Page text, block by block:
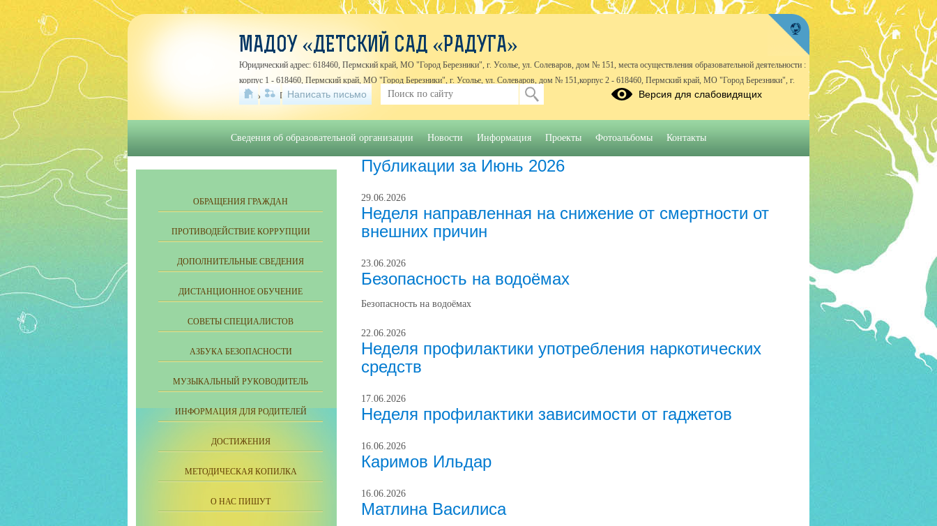
Публикации за Июнь 2026
29.06.2026
Неделя направленная на снижение от смертности от
внешних причин
23.06.2026
Безопасность на водоёмах
Безопасность на водоёмах
22.06.2026
Неделя профилактики употребления наркотических
средств
17.06.2026
Неделя профилактики зависимости от гаджетов
16.06.2026
Каримов Ильдар
16.06.2026
Матлина Василиса
ОБРАЩЕНИЯ ГРАЖДАН
ПРОТИВОДЕЙСТВИЕ КОРРУПЦИИ
ДОПОЛНИТЕЛЬНЫЕ СВЕДЕНИЯ
ДИСТАНЦИОННОЕ ОБУЧЕНИЕ
СОВЕТЫ СПЕЦИАЛИСТОВ
АЗБУКА БЕЗОПАСНОСТИ
МУЗЫКАЛЬНЫЙ РУКОВОДИТЕЛЬ
ИНФОРМАЦИЯ ДЛЯ РОДИТЕЛЕЙ
ДОСТИЖЕНИЯ
МЕТОДИЧЕСКАЯ КОПИЛКА
О НАС ПИШУТ
МАДОУ «ДЕТСКИЙ САД «РАДУГА»
Юридический адрес: 618460, Пермский край, МО "Город Березники", г. Усолье, ул. Солеваров, дом № 151, места осуществления образовательной деятельности :
корпус 1 - 618460, Пермский край, МО "Город Березники", г. Усолье, ул. Солеваров, дом № 151,корпус 2 - 618460, Пермский край, МО "Город Березники", г.
Усолье, ул. Первомайская, дом № 1 Б
8 (3424) 422448, 8 (3424) 422903
Написать письмо Версия для слабовидящих
Сведения об образовательной организации Новости Информация Проекты Фотоальбомы Контакты